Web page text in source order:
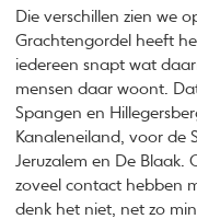
Die verschillen zien we
Grachtengordel heeft
iedereen snapt wat
mensen daar woont.
Spangen en
Kanaleneiland, voor de
Jeruzalem en De Blaak.
zoveel contact hebben
denk het niet, net zo